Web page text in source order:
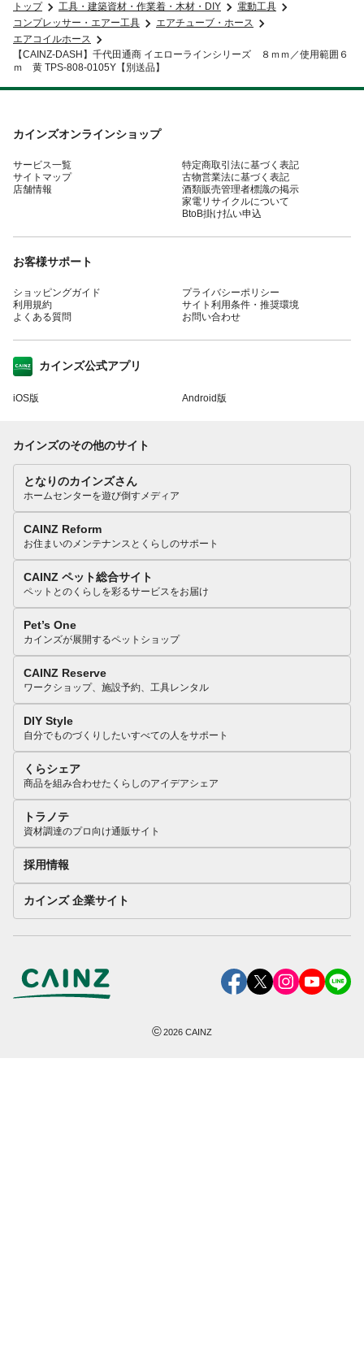
トップ 工具・建築資材・作業着・木材・DIY
電動工具
コンプレッサー・エアー工具
エアチューブ・ホース
エアコイルホース
【CAINZ-DASH】千代田通商 イエローラインシリーズ ８ｍｍ／使用範囲６
ｍ 黄 TPS-808-0105Y【別送品】
カインズオンラインショップ
サービス一覧
サイトマップ
店舗情報
特定商取引法に基づく表記
古物営業法に基づく表記
酒類販売管理者標識の掲示
家電リサイクルについて
BtoB掛け払い申込
お客様サポート
ショッピングガイド
利用規約
よくある質問
プライバシーポリシー
サイト利用条件・推奨環境
お問い合わせ
カインズ公式アプリ
iOS版 Android版
カインズのその他のサイト
となりのカインズさん
ホームセンターを遊び倒すメディア
CAINZ Reform
お住まいのメンテナンスとくらしのサポート
CAINZ ペット総合サイト
ペットとのくらしを彩るサービスをお届け
Pet’s One
カインズが展開するペットショップ
CAINZ Reserve
ワークショップ、施設予約、工具レンタル
DIY Style
自分でものづくりしたいすべての人をサポート
くらシェア
商品を組み合わせたくらしのアイデアシェア
トラノテ
資材調達のプロ向け通販サイト
採用情報
カインズ 企業サイト
©2026 CAINZ